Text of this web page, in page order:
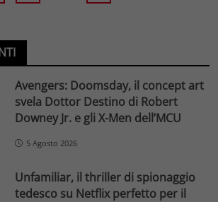
Avengers: Doomsday, il concept art
svela Dottor Destino di Robert
Downey Jr. e gli X-Men dell’MCU
5 Agosto 2026
Unfamiliar, il thriller di spionaggio
tedesco su Netflix perfetto per il